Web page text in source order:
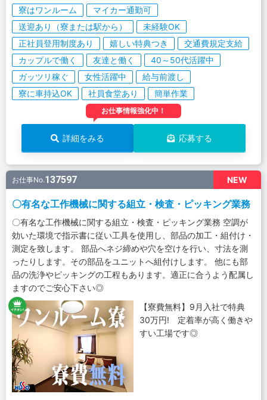
寮はワンルーム
マイカー通勤可
送迎あり（寮または駅から）
未経験OK
正社員登用制度あり
嬉しい特典つき
交通費規定支給
カップルで働く
友達と働く
40～50代活躍中
ガッツリ稼ぐ
女性活躍中
給与前渡し
寮に車持込OK
社員食堂あり 簡単作業
お仕事情報強化中！
詳細をみる 応募する
NEW
お仕事No.137597
〇有名な工作機械に関する組立・検査・ピッキング業務
〇有名な工作機械に関する組立・検査・ピッキング業務 空調が
効いた環境で指示書に従い工具を使用し、部品の加工・組付け・
測定を致します。 部品へネジ締めや穴を空けを行い、寸法を測
ったりします。その部品をユニットへ組付けします。 他にも部
品の洗浄やピッキングの工程もあります。適正に合うよう配属し
ますのでご安心下さい◎
【寮費無料】9月入社で特典
30万円! 定着率が高く働きや
すい工場です◎